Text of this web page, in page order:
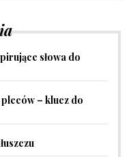
słowa do
– klucz do